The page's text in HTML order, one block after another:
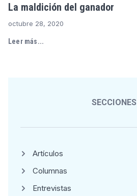
La maldición del ganador
octubre 28, 2020
Leer más...
SECCIONES
Artículos
Columnas
Entrevistas